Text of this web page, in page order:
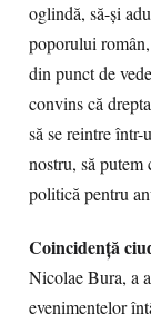
oglindă, să-şi
poporului
din punct de
convins că
să se reintre
nostru, să putem
politică pentru
Coincidenţă
Nicolae Bura, a
evenimentelor